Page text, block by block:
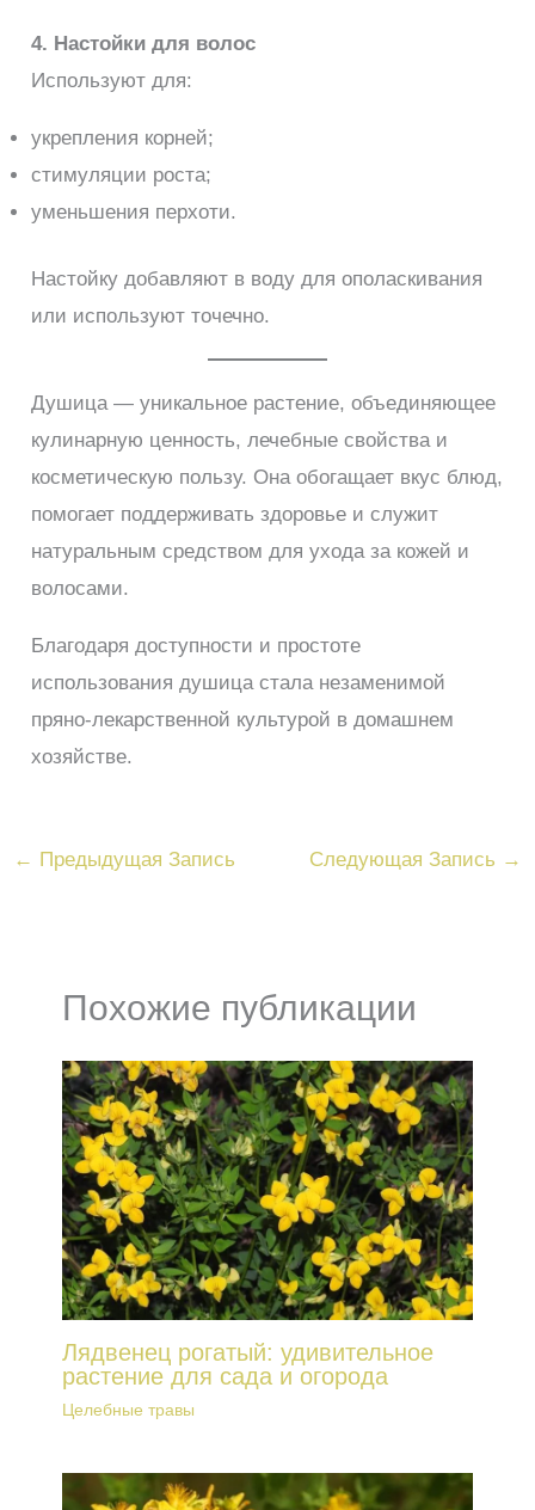
4. Настойки для волос
Используют для:
укрепления корней;
стимуляции роста;
уменьшения перхоти.
Настойку добавляют в воду для ополаскивания
или используют точечно.
Душица — уникальное растение, объединяющее
кулинарную ценность, лечебные свойства и
косметическую пользу. Она обогащает вкус блюд,
помогает поддерживать здоровье и служит
натуральным средством для ухода за кожей и
волосами.
Благодаря доступности и простоте
использования душица стала незаменимой
пряно-лекарственной культурой в домашнем
хозяйстве.
← Предыдущая Запись Следующая Запись →
Похожие публикации
Лядвенец рогатый: удивительное
растение для сада и огорода
Целебные травы